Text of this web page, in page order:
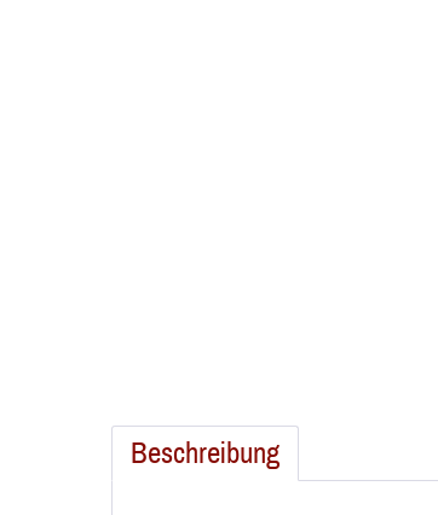
Beschreibung